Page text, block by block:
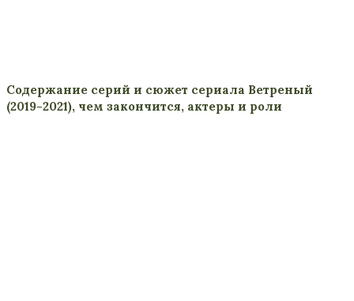
Содержание серий и сюжет сериала Ветреный
(2019-2021), чем закончится, актеры и роли